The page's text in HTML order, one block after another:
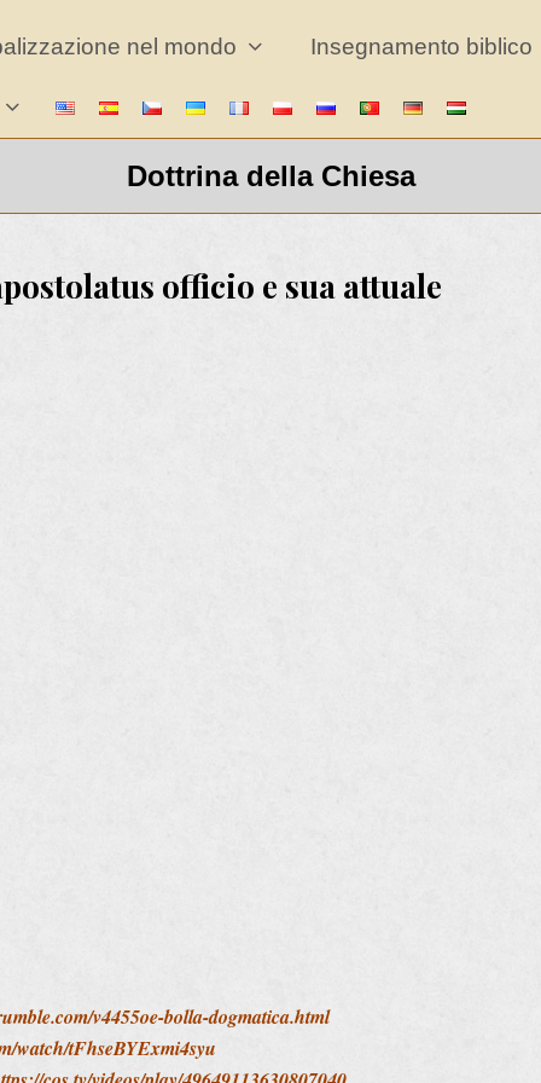
nel mondo Insegnamento biblico
Dottrina della Chiesa
officio e sua attuale
v4455oe-bolla-dogmatica.html
watch/tFhseBYExmi4syu